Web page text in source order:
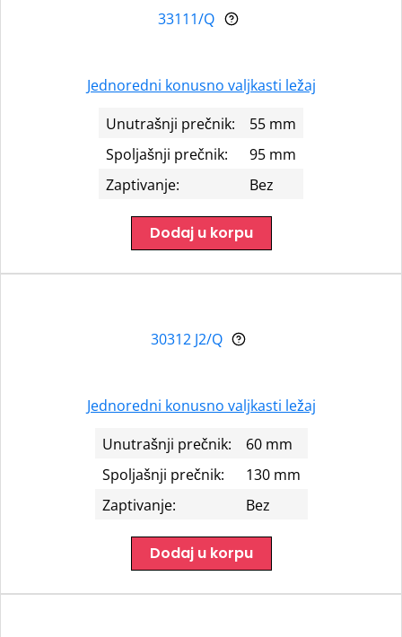
33111/Q
Jednoredni konusno valjkasti ležaj
Unutrašnji prečnik:
55 mm
Spoljašnji prečnik:
95 mm
Zaptivanje:
Bez
Dodaj u korpu
30312 J2/Q
Jednoredni konusno valjkasti ležaj
Unutrašnji prečnik:
60 mm
Spoljašnji prečnik:
130 mm
Zaptivanje:
Bez
Dodaj u korpu